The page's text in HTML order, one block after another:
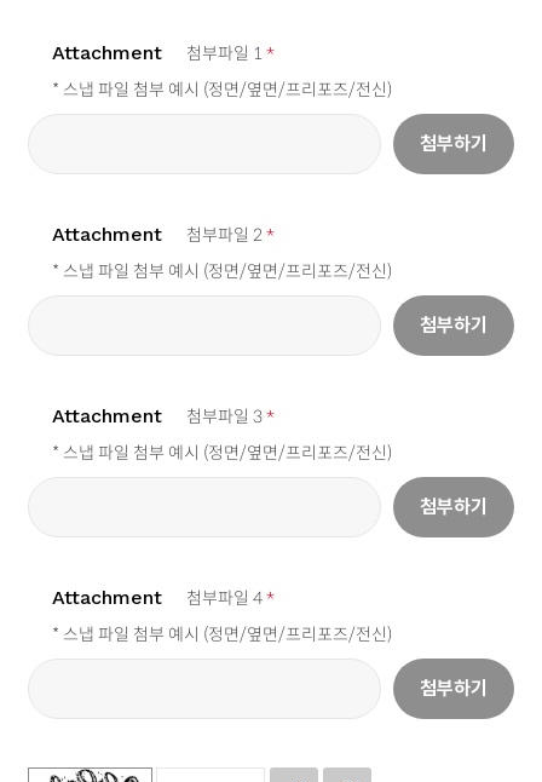
Attachment 첨부파일 1 *
* 스냅 파일 첨부 예시 (정면/옆면/프리포즈/전신)
첨부하기
Attachment 첨부파일 2*
* 스냅 파일 첨부 예시 (정면/옆면/프리포즈/전신)
첨부하기
Attachment 첨부파일 3*
* 스냅 파일 첨부 예시 (정면/옆면/프리포즈/전신)
첨부하기
Attachment 첨부파일 4*
* 스냅 파일 첨부 예시 (정면/옆면/프리포즈/전신)
첨부하기